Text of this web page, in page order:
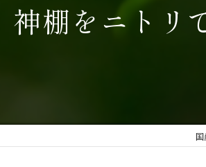
神棚をニトリ